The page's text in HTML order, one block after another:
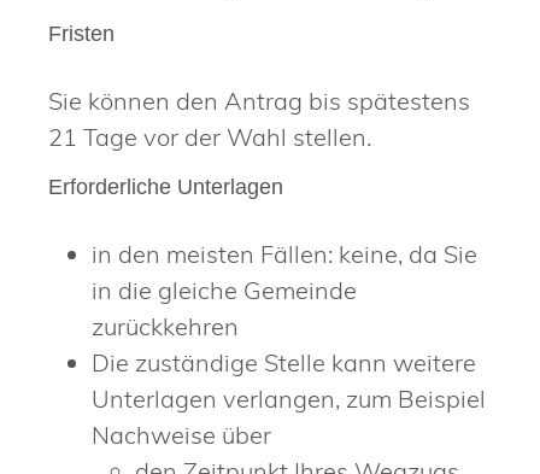
Fristen
Sie können den Antrag bis spätestens
21 Tage vor der Wahl stellen.
Erforderliche Unterlagen
in den meisten Fällen: keine, da Sie
in die gleiche Gemeinde
zurückkehren
Die zuständige Stelle kann weitere
Unterlagen verlangen, zum Beispiel
Nachweise über